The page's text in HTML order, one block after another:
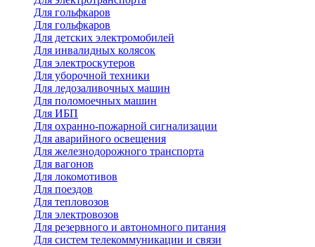
Для гольфкаров
Для гольфкаров
Для детских электромобилей
Для инвалидных колясок
Для электроскутеров
Для уборочной техники
Для ледозаливочных машин
Для поломоечных машин
Для ИБП
Для охранно-пожарной сигнализации
Для аварийного освещения
Для железнодорожного транспорта
Для вагонов
Для локомотивов
Для поездов
Для тепловозов
Для электровозов
Для резервного и автономного питания
Для систем телекоммуникации и связи